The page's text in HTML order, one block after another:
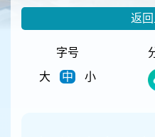
网
返
字号
大
中 小